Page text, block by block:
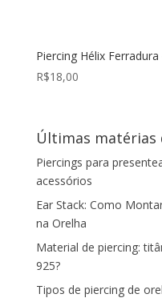
Piercing Hélix
R$18,00
Últimas matérias
Piercings para
acessórios
Ear Stack: Como
na Orelha
Material de piercing:
925?
Tipos de piercing de